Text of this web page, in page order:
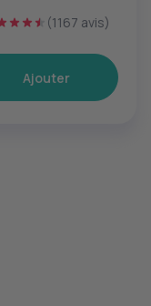
(1167 avis)
Ajouter